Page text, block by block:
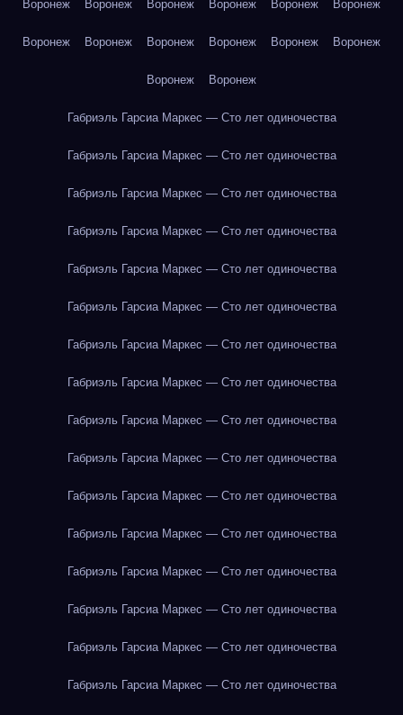
Воронеж Воронеж Воронеж Воронеж Воронеж Воронеж
Воронеж Воронеж Воронеж Воронеж Воронеж Воронеж
Воронеж Воронеж
Габриэль Гарсиа Маркес — Сто лет одиночества
Габриэль Гарсиа Маркес — Сто лет одиночества
Габриэль Гарсиа Маркес — Сто лет одиночества
Габриэль Гарсиа Маркес — Сто лет одиночества
Габриэль Гарсиа Маркес — Сто лет одиночества
Габриэль Гарсиа Маркес — Сто лет одиночества
Габриэль Гарсиа Маркес — Сто лет одиночества
Габриэль Гарсиа Маркес — Сто лет одиночества
Габриэль Гарсиа Маркес — Сто лет одиночества
Габриэль Гарсиа Маркес — Сто лет одиночества
Габриэль Гарсиа Маркес — Сто лет одиночества
Габриэль Гарсиа Маркес — Сто лет одиночества
Габриэль Гарсиа Маркес — Сто лет одиночества
Габриэль Гарсиа Маркес — Сто лет одиночества
Габриэль Гарсиа Маркес — Сто лет одиночества
Габриэль Гарсиа Маркес — Сто лет одиночества